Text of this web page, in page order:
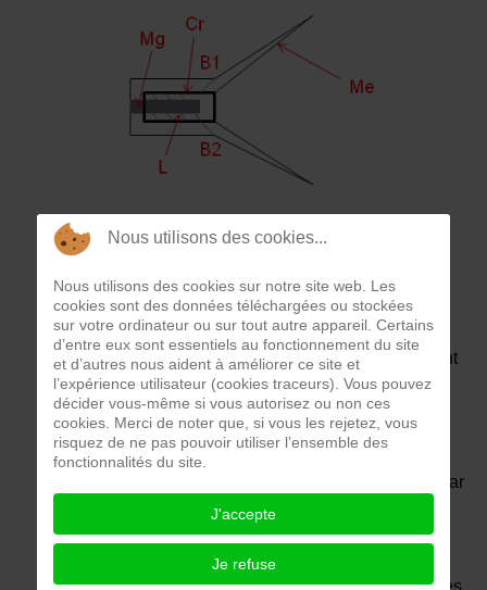
Un haut parleur est destiné à produire des sons à
partir d’un signal électrique alternatif (dit signal
audio).
Le haut parleur comprend un corps dans lequel sont
intégrées une bobine et une membrane
Pour le tester précisément on cherche ses
caractéristiques de résistance et de puissance puis
entre ses bornes B1 et B2 on vérifie, hors tension par
un test de résistance avoir une valeur proche de sa
résistance et en circuit sous tension, par un test de
tension alternative avoir un son émis en mesurant
une tension alternative proche de U=√(P/R) (D’après
Nous utilisons des cookies...
Nous utilisons des cookies sur notre site web. Les
cookies sont des données téléchargées ou stockées
sur votre ordinateur ou sur tout autre appareil. Certains
d’entre eux sont essentiels au fonctionnement du site
et d’autres nous aident à améliorer ce site et
l’expérience utilisateur (cookies traceurs). Vous pouvez
décider vous-même si vous autorisez ou non ces
cookies. Merci de noter que, si vous les rejetez, vous
risquez de ne pas pouvoir utiliser l’ensemble des
fonctionnalités du site.
J'accepte
Je refuse